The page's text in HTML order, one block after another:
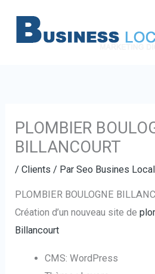
contenu
PLOMBIER
BILLANCOURT
/Clients / ParSeo Busines Local
PLOMBIER BOULOGNE
Création d’un nouveau site de
Billancourt
CMS: WordPress